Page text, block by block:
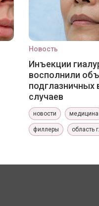
Новость
Инъекции
восполнили
подглазничных
случаев
новости медицина
филлеры область